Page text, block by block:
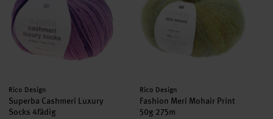
Hersteller:
Rico Design
Superba Cashmeri Luxury
Socks 4fädig
Hersteller:
Rico Design
Fashion Meri Mohair Print
50g 275m